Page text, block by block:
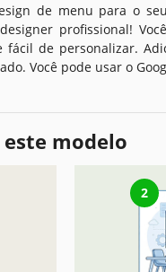
de menu para o
profissional!
fácil de personalizar.
Você pode usar o
modelo
2